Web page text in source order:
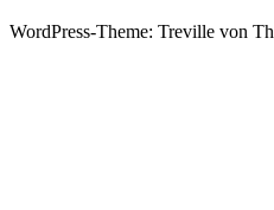
WordPress-Theme: Treville von